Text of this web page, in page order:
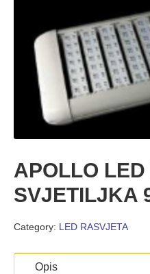
APOLLO
SVJETILJKA
Category: LED RASVJETA
Opis